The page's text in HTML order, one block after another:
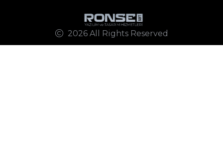
2026 All Rights Reserved